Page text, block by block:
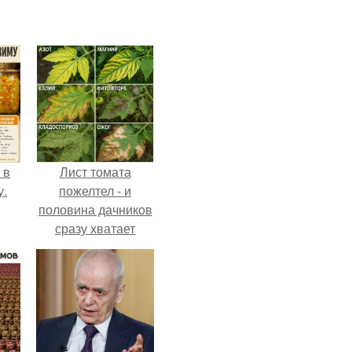
Лист томата
пожелтел - и
половина дачников
сразу хватает
удобрение.